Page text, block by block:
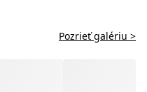
Pozrieť galériu >